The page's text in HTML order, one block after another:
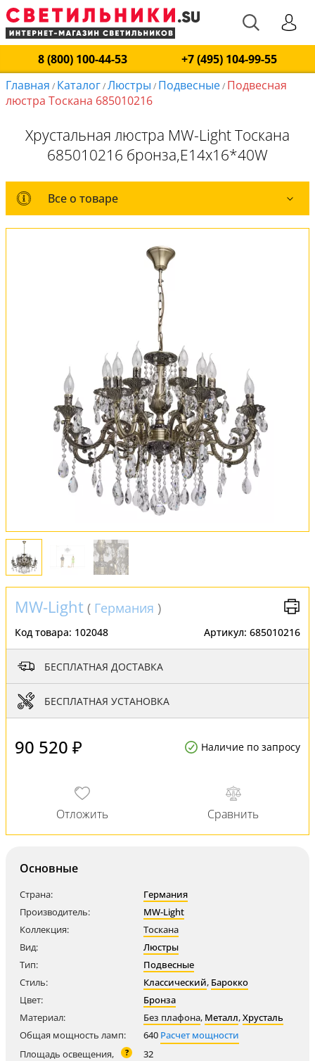
8 (800) 100-44-53
+7 (495) 104-99-55
Главная / Каталог/Люстры / Подвесные/ Подвесная
люстра Тоскана 685010216
Хрустальная люстра MW-Light Тоскана
685010216 бронза,E14x16*40W
Все о товаре
Все о товаре
Комплект лампочек
Обмен и возврат
Установка
FAQ
Отзывы
MW-Light ( Германия )
Код товара: 102048 Артикул: 685010216
БЕСПЛАТНАЯ ДОСТАВКА
БЕСПЛАТНАЯ УСТАНОВКА
90 520 ₽ Наличие по запросу
Основные
Страна:
Германия
Производитель:
MW-Light
Коллекция:
Тоскана
Вид:
Люстры
Тип:
Подвесные
Стиль:
Классический, Барокко
Цвет:
Бронза
Материал:
Без плафона, Металл,Хрусталь
Общая мощность ламп:
640 Расчет мощности
Площадь освещения,
? 32